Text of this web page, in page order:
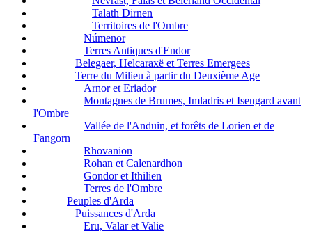
Talath Dirnen
Territoires de l'Ombre
Númenor
Terres Antiques d'Endor
Belegaer, Helcaraxë et Terres Emergees
Terre du Milieu à partir du Deuxième Age
Arnor et Eriador
Montagnes de Brumes, Imladris et Isengard avant
l'Ombre
Vallée de l'Anduin, et forêts de Lorien et de
Fangorn
Rhovanion
Rohan et Calenardhon
Gondor et Ithilien
Terres de l'Ombre
Peuples d'Arda
Puissances d'Arda
Eru, Valar et Valie